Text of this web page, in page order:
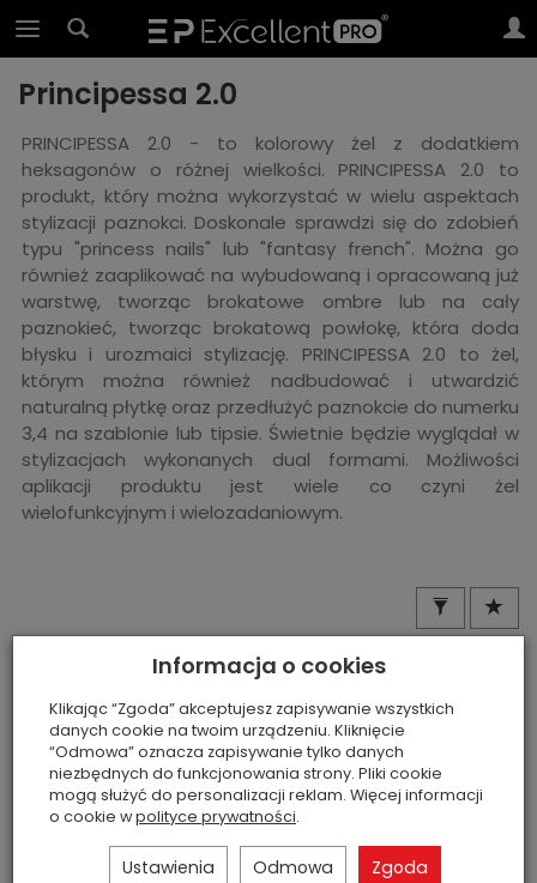
Principessa 2.0
PRINCIPESSA 2.0 - to kolorowy żel z dodatkiem
heksagonów o różnej wielkości. PRINCIPESSA 2.0 to
produkt, który można wykorzystać w wielu aspektach
stylizacji paznokci. Doskonale sprawdzi się do zdobień
typu "princess nails" lub "fantasy french". Można go
również zaaplikować na wybudowaną i opracowaną już
warstwę, tworząc brokatowe ombre lub na cały
paznokieć, tworząc brokatową powłokę, która doda
błysku i urozmaici stylizację. PRINCIPESSA 2.0 to żel,
którym można również nadbudować i utwardzić
naturalną płytkę oraz przedłużyć paznokcie do numerku
3,4 na szablonie lub tipsie. Świetnie będzie wyglądał w
stylizacjach wykonanych dual formami. Możliwości
aplikacji produktu jest wiele co czyni żel
wielofunkcyjnym i wielozadaniowym.
Informacja o cookies
Klikając “Zgoda” akceptujesz zapisywanie wszystkich
danych cookie na twoim urządzeniu. Kliknięcie
“Odmowa” oznacza zapisywanie tylko danych
niezbędnych do funkcjonowania strony. Pliki cookie
mogą służyć do personalizacji reklam. Więcej informacji
o cookie wpolityce prywatności.
Ustawienia Odmowa Zgoda